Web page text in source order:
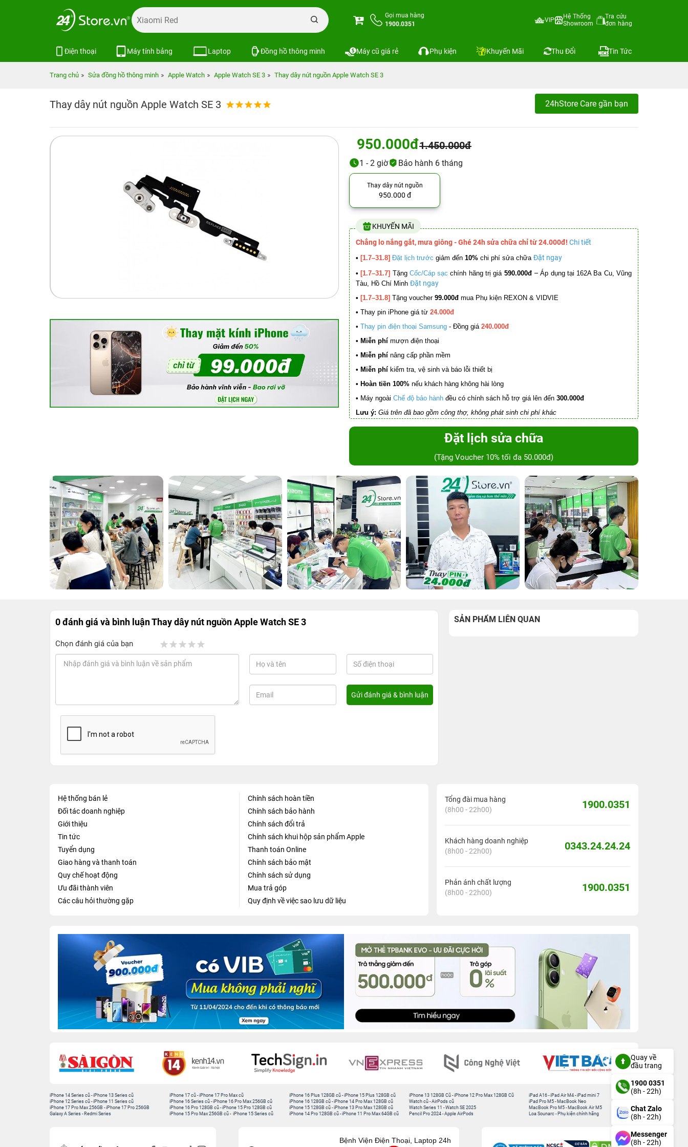
Gọi mua hàng
1900.0351
VIP
Hệ Thống
Showroom
Tra cứu
đơn hàng
Điện thoại Máy tính bảng Laptop Đồng hồ thông minh Máy cũ giá rẻ Phụ kiện Khuyến Mãi Thu Đổi Tin Tức
Trang chủ Sửa đồng hồ thông minh Apple Watch Apple Watch SE 3 Thay dây nút nguồn Apple Watch SE 3
Thay dây nút nguồn Apple Watch SE 3 24hStore Care gần bạn
950.000đ1.450.000đ
1 - 2 giờ Bảo hành 6 tháng
Thay dây nút nguồn
950.000 đ
KHUYẾN MÃI
Chẳng lo nắng gắt, mưa giông - Ghé 24h sửa chữa chỉ từ 24.000đ! Chi tiết
• [1.7–31.8] Đặt lịch trước giảm đến 10% chi phí sửa chữa Đặt ngay
• [1.7–31.7] Tặng Cốc/Cáp sạc chính hãng trị giá 590.000đ –Áp dụng tại 162A Ba Cu, Vũng
Tàu, Hồ Chí Minh Đặt ngay
• [1.7–31.8] Tặng voucher 99.000đ mua Phụ kiện REXON & VIDVIE
• Thay pin iPhone giá từ 24.000đ
• Thay pin điện thoại Samsung - Đồng giá 240.000đ
• Miễn phí mượn điện thoại
• Miễn phí nâng cấp phần mềm
• Miễn phí kiểm tra, vệ sinh và báo lỗi thiết bị
• Hoàn tiền 100% nếu khách hàng không hài lòng
• Máy ngoài Chế độ bảo hành đều có chính sách hỗ trợ giá lên đến 300.000đ
Lưu ý: Giá trên đã bao gồm công thợ, không phát sinh chi phí khác
Đặt lịch sửa chữa
(Tặng Voucher 10% tối đa 50.000đ)
0 đánh giá và bình luậnThay dây nút nguồn Apple Watch SE 3
Chọn đánh giá của bạn
SẢN PHẨM LIÊN QUAN
Hệ thống bán lẻ
Đối tác doanh nghiệp
Giới thiệu
Tin tức
Tuyển dụng
Giao hàng và thanh toán
Quy chế hoạt động
Ưu đãi thành viên
Các câu hỏi thường gặp
Chính sách hoàn tiền
Chính sách bảo hành
Chính sách đổi trả
Chính sách khui hộp sản phẩm Apple
Thanh toán Online
Chính sách bảo mật
Chính sách sử dụng
Mua trả góp
Quy định về việc sao lưu dữ liệu
Tổng đài mua hàng
(8h00 - 22h00)
1900.0351
Khách hàng doanh nghiệp
(8h00 - 22h00)
0343.24.24.24
Phản ánh chất lượng
(8h00 - 22h00)
1900.0351
iPhone 14 Series cũ -iPhone 13 Series cũ
iPhone 12 Series cũ -iPhone 11 Series cũ
iPhone 17 Pro Max 256GB -iPhone 17 Pro 256GB
Galaxy A Series - Redmi Series
iPhone 17 cũ -iPhone 17 Pro Max cũ
iPhone 16 Series cũ - iPhone 16 Pro Max 256GB cũ
iPhone 16 Pro 128GB cũ -iPhone 15 Pro 128GB cũ
iPhone 15 Pro Max 256GB cũ - iPhone 15 Series cũ
iPhone 16 Plus 128GB cũ -iPhone 15 Plus 128GB cũ
iPhone 16 128GB cũ -iPhone 14 Pro Max 128GB cũ
iPhone 15 128GB cũ -iPhone 13 Pro Max 128GB cũ
iPhone 14 Pro 128GB cũ -iPhone 11 Pro Max 64GB cũ
iPhone 13 128GB Cũ -iPhone 12 Pro Max 128GB Cũ
Watch cũ -AirPods cũ
Watch Series 11 -Watch SE 2025
Pencil Pro 2024 -Apple AirPods
iPad A16 -iPad Air M4 -iPad mini 7
iPad Pro M5 - MacBook Neo
MacBook Pro M5 - MacBook Air M5
Loa Sounarc - Phụ kiện chính hãng
Bệnh Viện Điện Thoại, Laptop 24h
Quay về
đầu trang
1900 0351
(8h - 22h)
Chat Zalo
(8h - 22h)
Messenger
(8h - 22h)